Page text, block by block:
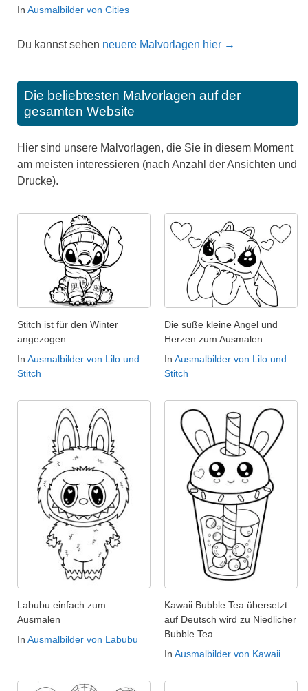
In Ausmalbilder von Cities
Du kannst sehen neuere Malvorlagen hier →
Die beliebtesten Malvorlagen auf der
gesamten Website
Hier sind unsere Malvorlagen, die Sie in diesem Moment
am meisten interessieren (nach Anzahl der Ansichten und
Drucke).
Stitch ist für den Winter
angezogen.
In Ausmalbilder von Lilo und
Stitch
Die süße kleine Angel und
Herzen zum Ausmalen
In Ausmalbilder von Lilo und
Stitch
Labubu einfach zum
Ausmalen
In Ausmalbilder von Labubu
Kawaii Bubble Tea übersetzt
auf Deutsch wird zu Niedlicher
Bubble Tea.
In Ausmalbilder von Kawaii